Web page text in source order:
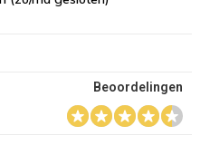
Beoordelingen